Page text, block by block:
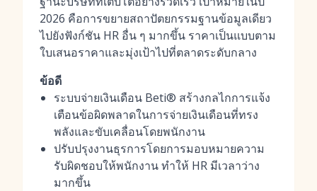
2026 คือการขยายสถาปัตยกรรมฐานข้อมูลเดียว
ไปยังฟังก์ชัน HR อื่น ๆ มากขึ้น ราคาเป็นแบบตาม
ใบเสนอราคาและมุ่งเป้าไปที่ตลาดระดับกลาง
ข้อดี
ระบบจ่ายเงินเดือน Beti® สร้างกลไกการแจ้ง
เตือนข้อผิดพลาดในการจ่ายเงินเดือนที่ทรง
พลังและขับเคลื่อนโดยพนักงาน
ปรับปรุงงานธุรการโดยการมอบหมายความ
รับผิดชอบให้พนักงาน ทำให้ HR มีเวลาว่าง
มากขึ้น